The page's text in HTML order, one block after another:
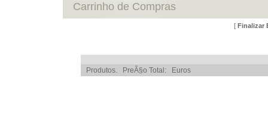
Carrinho de Compras
[ Finalizar
Produtos. PreÃ§o Total: Euros